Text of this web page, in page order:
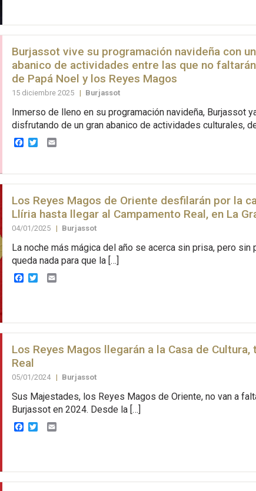
Burjassot vive su programación navideña con
abanico de actividades entre las que no
de Papá Noel y los Reyes Magos
15 diciembre 2025 | Burjassot
Inmerso de lleno en su programación navideña, Burjassot
disfrutando de un gran abanico de actividades culturales,
Facebook
TwitterEmail
Los Reyes Magos de Oriente desfilarán por la
Llíria hasta llegar al Campamento Real, en La
04/01/2025 | Burjassot
La noche más mágica del año se acerca sin prisa, pero sin
queda nada para que la […]
Facebook
TwitterEmail
Los Reyes Magos llegarán a la Casa de
Real
05/01/2024 | Burjassot
Sus Majestades, los Reyes Magos de Oriente, no van a
Burjassot en 2024. Desde la […]
Facebook
TwitterEmail